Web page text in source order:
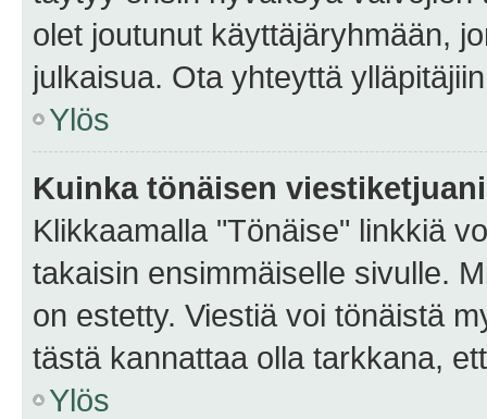
olet joutunut käyttäjäryhmään,
julkaisua. Ota yhteyttä
Ylös
Kuinka tönäisen
Klikkaamalla "Tönäise" linkkiä
takaisin ensimmäiselle sivulle.
on estetty. Viestiä voi tönäistä
tästä kannattaa olla tarkkana,
Ylös